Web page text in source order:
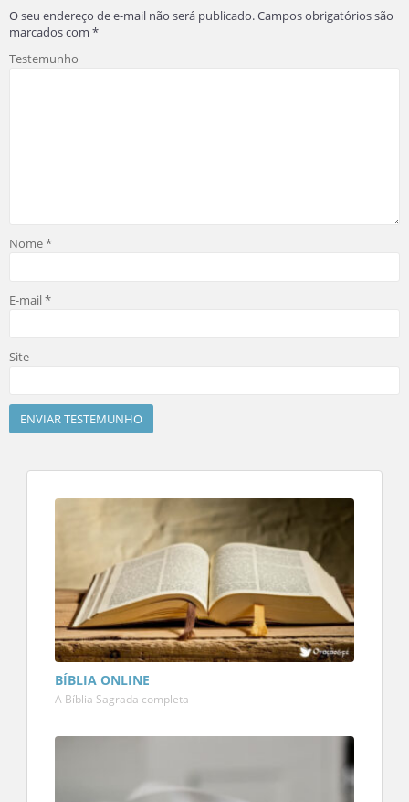
O seu endereço de e-mail não será publicado.Campos obrigatórios são
marcados com *
Testemunho
Nome*
E-mail*
Site
BÍBLIA ONLINE
A Bíblia Sagrada completa